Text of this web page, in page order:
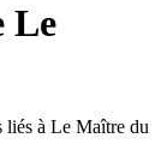
Le
liés à Le Maître du